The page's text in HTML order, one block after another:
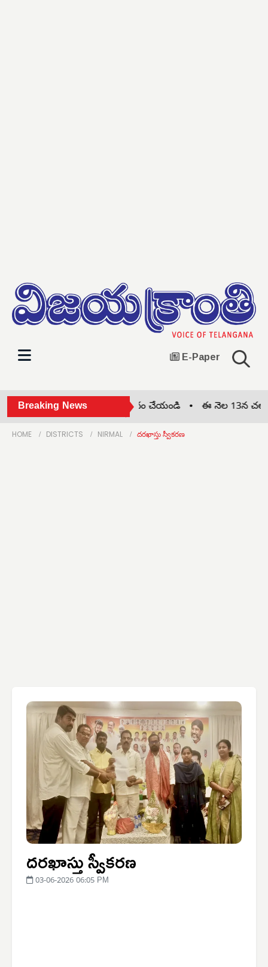
E-Paper
Breaking News
జైల్ భరో కార్యక్రమాన్ని జయప్రదం చేయండి • ఈ నెల 13న చలో
HOME DISTRICTS NIRMAL దరఖాస్తు స్వీకరణ
దరఖాస్తు స్వీకరణ
03-06-2026 06:05 PM